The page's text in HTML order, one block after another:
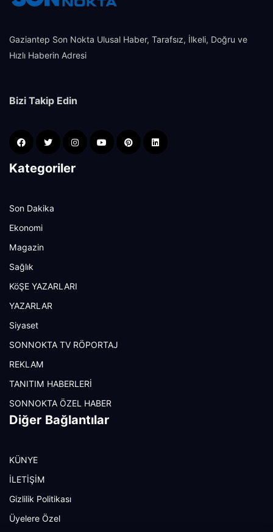
Gaziantep Son Nokta Ulusal Haber, Tarafsız, İlkeli, Doğru ve
Hızlı Haberin Adresi
Bizi Takip Edin
Kategoriler
Son Dakika
Ekonomi
Magazin
Sağlık
KöŞE YAZARLARI
YAZARLAR
Siyaset
SONNOKTA TV RÖPORTAJ
REKLAM
TANITIM HABERLERİ
SONNOKTA ÖZEL HABER
Diğer Bağlantılar
KÜNYE
İLETİŞİM
Gizlilik Politikası
Üyelere Özel